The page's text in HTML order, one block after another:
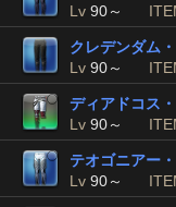
Lv 90～
クレデンダム
Lv 90～
ディアドコス
Lv 90～
テオゴニアー
Lv 90～